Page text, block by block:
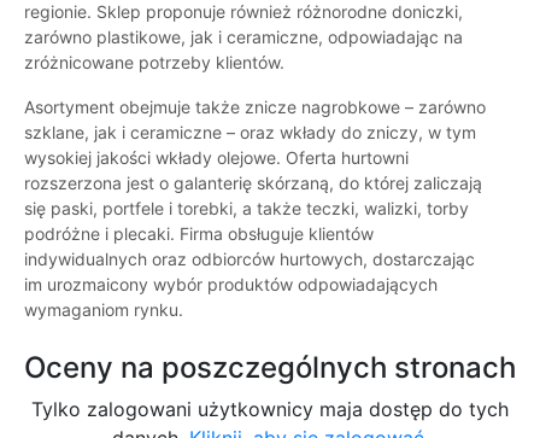
regionie. Sklep proponuje również różnorodne doniczki,
zarówno plastikowe, jak i ceramiczne, odpowiadając na
zróżnicowane potrzeby klientów.
Asortyment obejmuje także znicze nagrobkowe – zarówno
szklane, jak i ceramiczne – oraz wkłady do zniczy, w tym
wysokiej jakości wkłady olejowe. Oferta hurtowni
rozszerzona jest o galanterię skórzaną, do której zaliczają
się paski, portfele i torebki, a także teczki, walizki, torby
podróżne i plecaki. Firma obsługuje klientów
indywidualnych oraz odbiorców hurtowych, dostarczając
im urozmaicony wybór produktów odpowiadających
wymaganiom rynku.
Oceny na poszczególnych stronach
Tylko zalogowani użytkownicy maja dostęp do tych